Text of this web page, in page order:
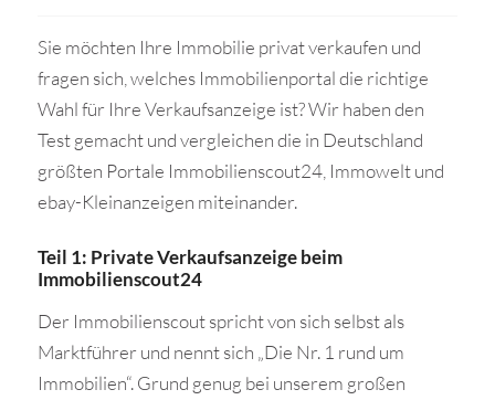
Sie möchten Ihre Immobilie privat verkaufen und
fragen sich, welches Immobilienportal die richtige
Wahl für Ihre Verkaufsanzeige ist? Wir haben den
Test gemacht und vergleichen die in Deutschland
größten Portale Immobilienscout24, Immowelt und
ebay-Kleinanzeigen miteinander.
Teil 1: Private Verkaufsanzeige beim
Immobilienscout24
Der Immobilienscout spricht von sich selbst als
Marktführer und nennt sich „Die Nr. 1 rund um
Immobilien“. Grund genug bei unserem großen